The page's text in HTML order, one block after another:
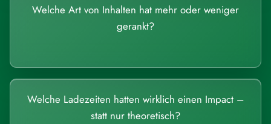
Welche Art von Inhalten hat mehr oder weniger
gerankt?
Welche Ladezeiten hatten wirklich einen Impact –
statt nur theoretisch?